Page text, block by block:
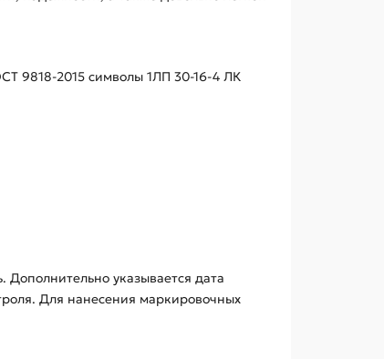
9818-2015 символы 1ЛП 30-16-4 ЛК
указывается дата
Для нанесения маркировочных